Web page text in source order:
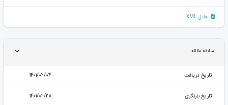
فایل XML
سابقه مقاله
تاریخ دریافت 1401/02/04
تاریخ بازنگری 1401/02/28